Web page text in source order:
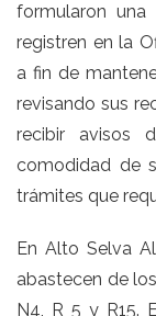
formularon
registren en la
a fin de
revisando sus
recibir avisos
comodidad de
trámites que
En Alto Selva
abastecen de
N4, R 5 y R15.